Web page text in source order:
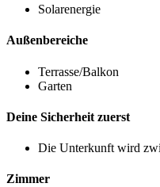
Solarenergie
Außenbereiche
Terrasse/Balkon
Garten
Deine Sicherheit zuerst
Die Unterkunft wird
Zimmer